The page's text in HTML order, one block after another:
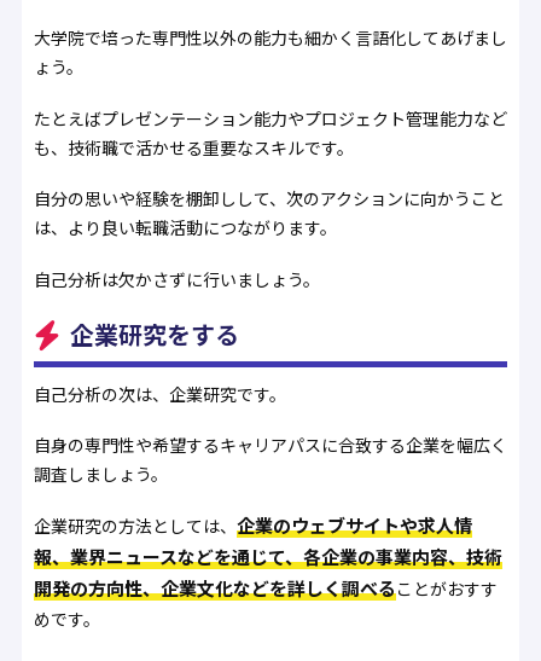
大学院で培った専門性以外の能力も細かく言語化してあげまし
ょう。
たとえばプレゼンテーション能力やプロジェクト管理能力など
も、技術職で活かせる重要なスキルです。
自分の思いや経験を棚卸しして、次のアクションに向かうこと
は、より良い転職活動につながります。
自己分析は欠かさずに行いましょう。
企業研究をする
自己分析の次は、企業研究です。
自身の専門性や希望するキャリアパスに合致する企業を幅広く
調査しましょう。
企業研究の方法としては、 企業のウェブサイトや求人情
報、業界ニュースなどを通じて、各企業の事業内容、技術
開発の方向性、企業文化などを詳しく調べることがおすす
めです。